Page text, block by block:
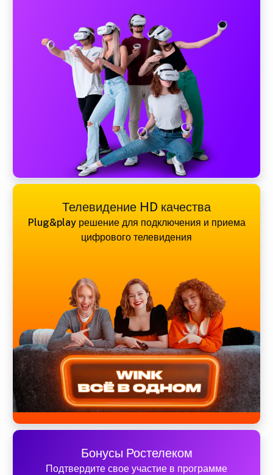
Телевидение HD качества
Plug&play решение для подключения и приема
цифрового телевидения
Бонусы Ростелеком
Подтвердите свое участие в программе